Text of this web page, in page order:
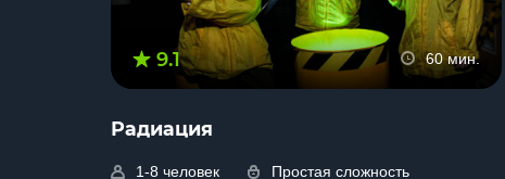
9.1 60 мин.
Радиация
1-8 человек Простая сложность